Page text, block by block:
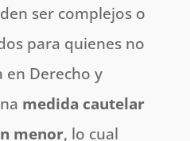
ser complejos o
para quienes no
en Derecho y
medida cautelar
menor, lo cual